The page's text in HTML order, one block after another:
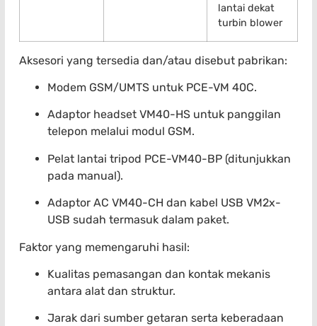
lantai dekat
turbin blower
Aksesori yang tersedia dan/atau disebut pabrikan:
Modem GSM/UMTS untuk PCE-VM 40C.
Adaptor headset VM40-HS untuk panggilan
telepon melalui modul GSM.
Pelat lantai tripod PCE-VM40-BP (ditunjukkan
pada manual).
Adaptor AC VM40-CH dan kabel USB VM2x-
USB sudah termasuk dalam paket.
Faktor yang memengaruhi hasil:
Kualitas pemasangan dan kontak mekanis
antara alat dan struktur.
Jarak dari sumber getaran serta keberadaan